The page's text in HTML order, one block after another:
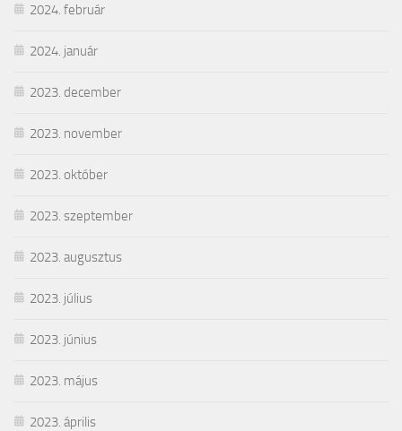
2024. február
2024. január
2023. december
2023. november
2023. október
2023. szeptember
2023. augusztus
2023. július
2023. június
2023. május
2023. április